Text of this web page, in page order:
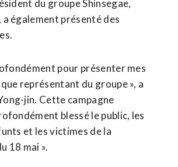
du groupe Shinsegae,
a également présenté des
pour présenter ​mes
représentant du groupe », a
jin. Cette campagne
blessé le public, les
et les victimes de ​la
18 mai ».